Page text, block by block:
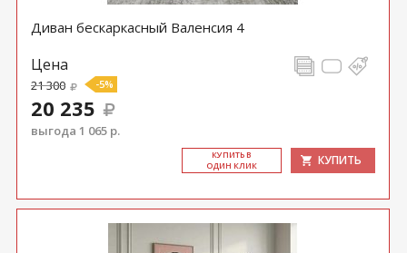
Диван бескаркасный Валенсия 4
Цена
21 300 -5%
20 235
выгода 1 065 р.
КУ­ПИТЬ В
ОДИН КЛИК
КУПИТЬ